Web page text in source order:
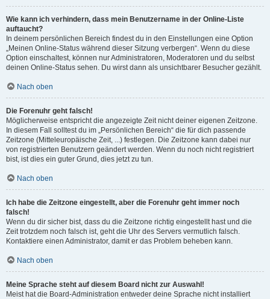
Wie kann ich verhindern, dass mein Benutzername in der Online-Liste
auftaucht?
In deinem persönlichen Bereich findest du in den Einstellungen eine Option
„Meinen Online-Status während dieser Sitzung verbergen“. Wenn du diese
Option einschaltest, können nur Administratoren, Moderatoren und du selbst
deinen Online-Status sehen. Du wirst dann als unsichtbarer Besucher gezählt.
Nach oben
Die Forenuhr geht falsch!
Möglicherweise entspricht die angezeigte Zeit nicht deiner eigenen Zeitzone.
In diesem Fall solltest du im „Persönlichen Bereich“ die für dich passende
Zeitzone (Mitteleuropäische Zeit, ...) festlegen. Die Zeitzone kann dabei nur
von registrierten Benutzern geändert werden. Wenn du noch nicht registriert
bist, ist dies ein guter Grund, dies jetzt zu tun.
Nach oben
Ich habe die Zeitzone eingestellt, aber die Forenuhr geht immer noch
falsch!
Wenn du dir sicher bist, dass du die Zeitzone richtig eingestellt hast und die
Zeit trotzdem noch falsch ist, geht die Uhr des Servers vermutlich falsch.
Kontaktiere einen Administrator, damit er das Problem beheben kann.
Nach oben
Meine Sprache steht auf diesem Board nicht zur Auswahl!
Meist hat die Board-Administration entweder deine Sprache nicht installiert